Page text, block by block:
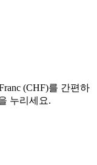
(CHF)를 간편하
누리세요.